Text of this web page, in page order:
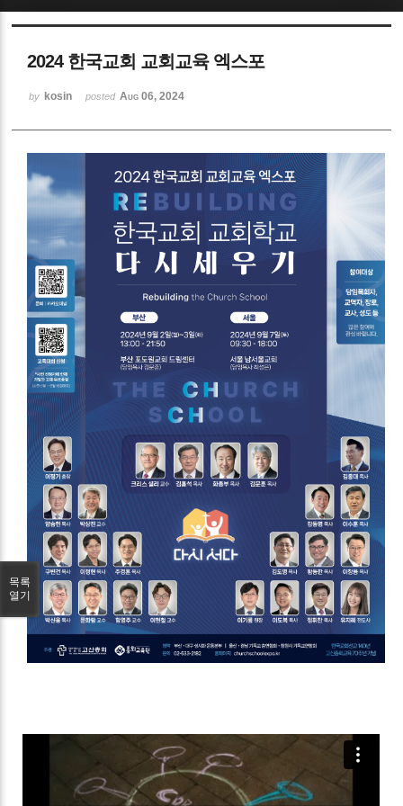
2024 한국교회 교회교육 엑스포
by kosin posted Aug 06, 2024
목록
열기
Sketchbook5, 스케치북5
Sketchbook5, 스케치북5